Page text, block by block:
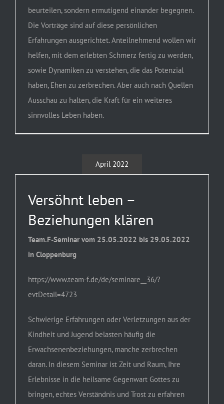
beurteilen, sondern ermutigend einander begegnen.
Die Vorträge sind auf diese persönlichen
Erfahrungen ausgerichtet. Anteilnehmend wollen wir
helfen, mit dem erlebten Schmerz fertig zu werden,
sowie Dynamiken zu verstehen, die das Potenzial
haben, Ehen zu zerbrechen. Aber auch nach Quellen
Ausschau zu halten, die Kraft für ein weiteres
sinnvolles Leben haben.
April 2022
Versöhnt leben –
Beziehungen klären
Team.F-Seminar vom 25.05.2022 bis 29.05.2022
in Cloppenburg
https://www.team-f.de/de/seminare__36/?
evtDetail=4723
Schwierige Erfahrungen oder Verletzungen aus der
Kindheit und Jugend belasten häufig die
Erwachsenenbeziehungen, manche zerbrechen
daran. In diesem Seminar ist Zeit und Raum, Ihre
Erlebnisse in die heilsame Gegenwart Gottes zu
bringen, echtes Verständnis und Trost zu erfahren